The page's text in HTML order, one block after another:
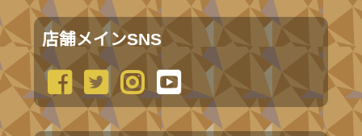
店舗メインSNS